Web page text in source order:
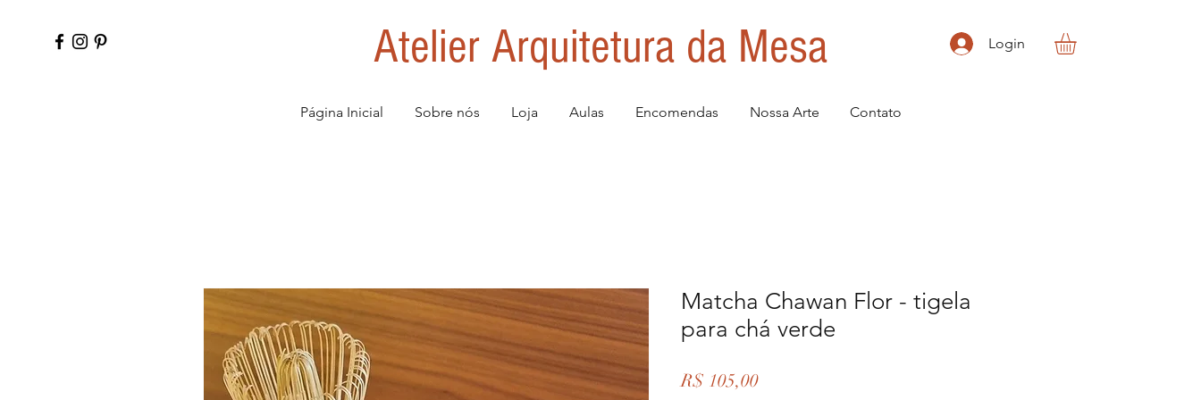
Atelier Arquitetura da Mesa Login
Página Inicial Sobre nós Loja Aulas Encomendas Nossa Arte Contato
Matcha Chawan Flor - tigela
para chá verde
R$ 105,00Preço